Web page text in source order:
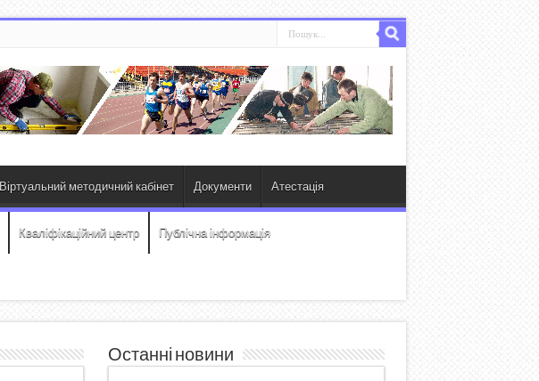
Віртуальний методичний кабінет Документи Атестація
Кваліфікаційний центр Публічна інформація
Останні новини